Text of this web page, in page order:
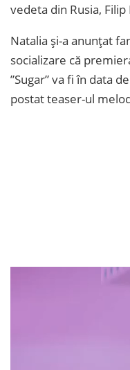
vedeta din Rusia,
Natalia şi-a anunţat
socializare că
”Sugar” va fi în data
postat teaser-ul